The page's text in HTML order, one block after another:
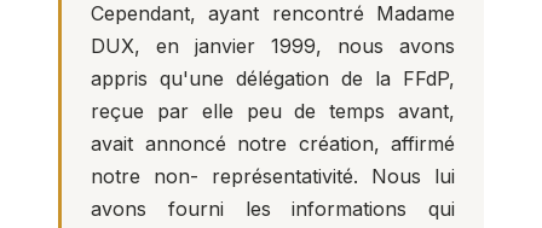
Cependant, ayant rencontré Madame
DUX, en janvier 1999, nous avons
appris qu'une délégation de la FFdP,
reçue par elle peu de temps avant,
avait annoncé notre création, affirmé
notre non- représentativité. Nous lui
avons fourni les informations qui